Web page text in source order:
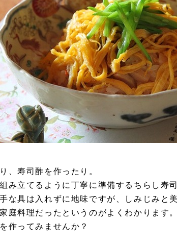
、寿司酢を作ったり。
み立てるように丁寧に準備するちらし寿
な具は入れずに地味ですが、しみじみと
庭料理だったというのがよくわかります。
作ってみませんか？